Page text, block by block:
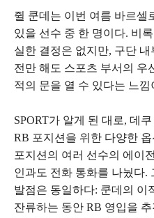
쥘 쿤데는 이번 여름 바르셀
있을 선수 중 한 명이다. 비
실한 결정은 없지만, 구단
전만 해도 스포츠 부서의 우
적의 문을 열 수 있다는 느낌
SPORT가 알게 된 대로, 데
RB 포지션을 위한 다양한
포지션의 여러 선수의 에이
인과도 전화 통화를 나눴다.
발점은 동일하다: 쿤데의 이
잔류하는 동안 RB 영입을